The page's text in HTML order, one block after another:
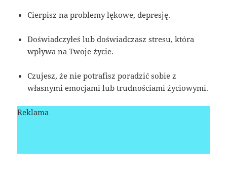
Cierpisz na problemy lękowe, depresję.
Doświadczyłeś lub doświadczasz stresu, która
wpływa na Twoje życie.
Czujesz, że nie potrafisz poradzić sobie z
własnymi emocjami lub trudnościami życiowymi.
Reklama